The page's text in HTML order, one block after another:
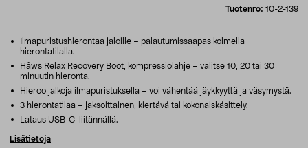
Tuotenro: 10-2-139
Ilmapuristushierontaa jaloille – palautumissaapas kolmella
hierontatilalla.
Hâws Relax Recovery Boot, kompressiolahje – valitse 10, 20 tai 30
minuutin hieronta.
Hieroo jalkoja ilmapuristuksella – voi vähentää jäykkyyttä ja väsymystä.
3 hierontatilaa – jaksoittainen, kiertävä tai kokonaiskäsittely.
Lataus USB-C-liitännällä.
Lisätietoja